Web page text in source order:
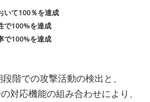
いて100％を達成
で100%を達成
で100%を達成
階での攻撃活動の検出と、
対応機能の組み合わせにより、